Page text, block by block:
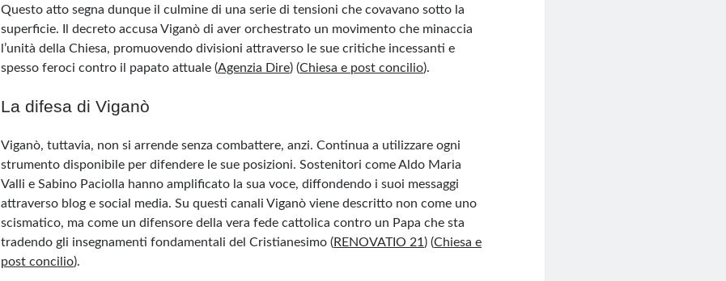
Questo atto segna dunque il culmine di una serie di tensioni che covavano sotto la
superficie. Il decreto accusa Viganò di aver orchestrato un movimento che minaccia
l’unità della Chiesa, promuovendo divisioni attraverso le sue critiche incessanti e
spesso feroci contro il papato attuale​ (Agenzia Dire) (Chiesa e post concilio)​.
La difesa di Viganò
Viganò, tuttavia, non si arrende senza combattere, anzi. Continua a utilizzare ogni
strumento disponibile per difendere le sue posizioni. Sostenitori come Aldo Maria
Valli e Sabino Paciolla hanno amplificato la sua voce, diffondendo i suoi messaggi
attraverso blog e social media. Su questi canali Viganò viene descritto non come uno
scismatico, ma come un difensore della vera fede cattolica contro un Papa che sta
tradendo gli insegnamenti fondamentali del Cristianesimo​ (RENOVATIO 21) (Chiesa e
post concilio)​.